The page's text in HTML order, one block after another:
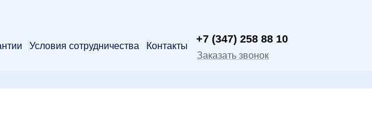
Условия сотрудничества Контакты
+7 (347) 258 88 10
Заказать звонок